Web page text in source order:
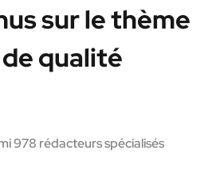
sur le thème
qualité
978 rédacteurs spécialisés